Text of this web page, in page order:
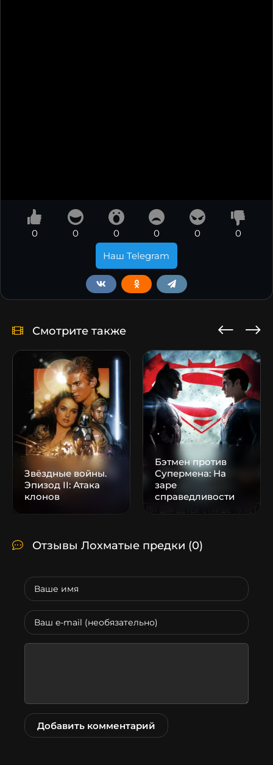
0 0 0 0 0
0
Наш Telegram
Смотрите также
Звёздные войны.
Эпизод II: Атака
клонов
Бэтмен против
Супермена: На
заре
справедливости
Отзывы Лохматые предки (0)
Добавить комментарий